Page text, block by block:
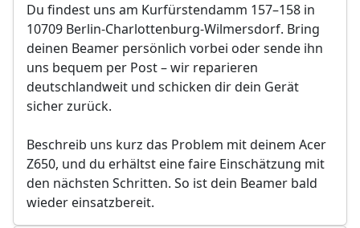
Du findest uns am Kurfürstendamm 157–158 in
10709 Berlin-Charlottenburg-Wilmersdorf. Bring
deinen Beamer persönlich vorbei oder sende ihn
uns bequem per Post – wir reparieren
deutschlandweit und schicken dir dein Gerät
sicher zurück.
Beschreib uns kurz das Problem mit deinem Acer
Z650, und du erhältst eine faire Einschätzung mit
den nächsten Schritten. So ist dein Beamer bald
wieder einsatzbereit.